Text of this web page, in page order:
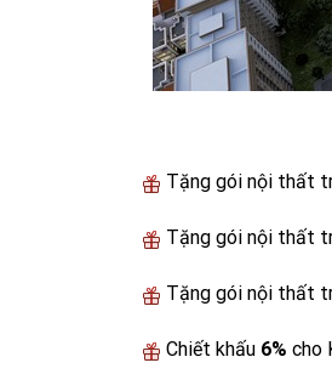
Tặng gói nội thất
Tặng gói nội thất
Tặng gói nội thất
Chiết khấu 6% cho